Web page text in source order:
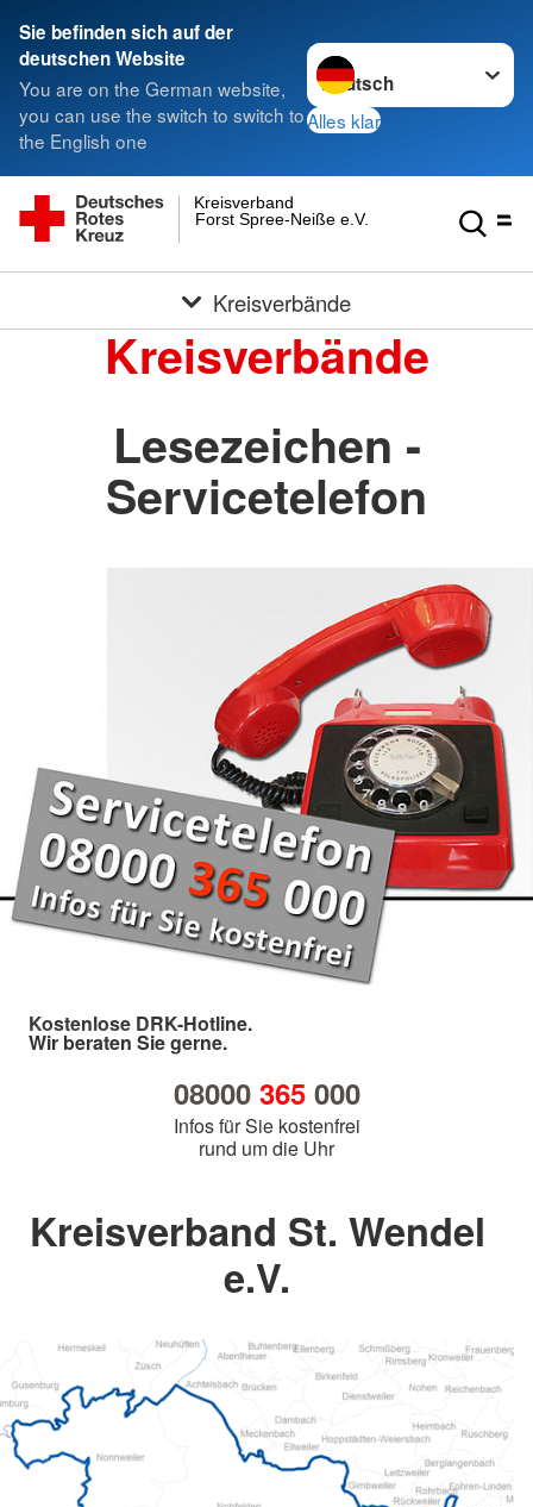
Sie befinden sich auf der
deutschen Website
You are on the German website,
you can use the switch to switch to
the English one
Sprache wechseln zu
Alles klar
Forst Spree-Neiße e.V.
Kreisverband
Kreisverbände
Kreisverbände
Lesezeichen -
Servicetelefon
Kostenlose DRK-Hotline.
Wir beraten Sie gerne.
08000 365000
Infos für Sie kostenfrei
rund um die Uhr
Kreisverband St. Wendel
e.V.